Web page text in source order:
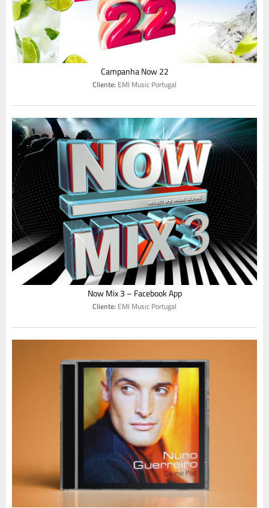
Campanha Now 22
Cliente: EMI Music Portugal
Now Mix 3 – Facebook App
Cliente: EMI Music Portugal